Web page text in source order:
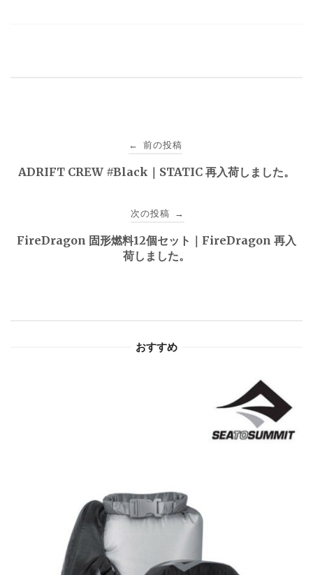
稿
← 前の投稿
ADRIFT CREW #Black｜STATIC 再入荷しました。
次の投稿 →
FireDragon 固形燃料12個セット｜FireDragon 再入
荷しました。
おすすめ